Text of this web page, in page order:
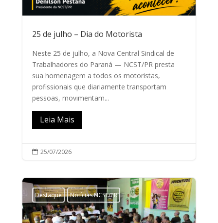
25 de julho – Dia do Motorista
Neste 25 de julho, a Nova Central Sindical de
Trabalhadores do Paraná — NCST/PR presta
sua homenagem a todos os motoristas,
profissionais que diariamente transportam
pessoas, movimentam...
Leia Mais
 25/07/2026
Destaque Notícias NCST/PR